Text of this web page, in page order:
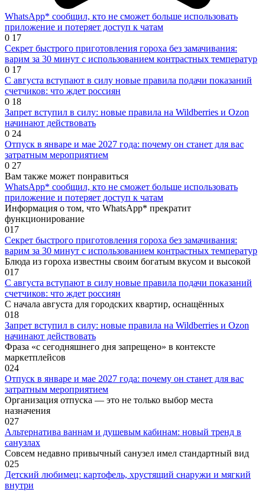
WhatsApp* сообщил, кто не сможет больше использовать
приложение и потеряет доступ к чатам
0 17
Секрет быстрого приготовления гороха без замачивания:
варим за 30 минут с использованием контрастных температур
0 17
С августа вступают в силу новые правила подачи показаний
счетчиков: что ждет россиян
0 18
Запрет вступил в силу: новые правила на Wildberries и Ozon
начинают действовать
0 24
Отпуск в январе и мае 2027 года: почему он станет для вас
затратным мероприятием
0 27
Вам также может понравиться
WhatsApp* сообщил, кто не сможет больше использовать
приложение и потеряет доступ к чатам
Информация о том, что WhatsApp* прекратит
функционирование
017
Секрет быстрого приготовления гороха без замачивания:
варим за 30 минут с использованием контрастных температур
Блюда из гороха известны своим богатым вкусом и высокой
017
С августа вступают в силу новые правила подачи показаний
счетчиков: что ждет россиян
С начала августа для городских квартир, оснащённых
018
Запрет вступил в силу: новые правила на Wildberries и Ozon
начинают действовать
Фраза «с сегодняшнего дня запрещено» в контексте
маркетплейсов
024
Отпуск в январе и мае 2027 года: почему он станет для вас
затратным мероприятием
Организация отпуска — это не только выбор места
назначения
027
Альтернатива ваннам и душевым кабинам: новый тренд в
санузлах
Совсем недавно привычный санузел имел стандартный вид
025
Детский любимец: картофель, хрустящий снаружи и мягкий
внутри